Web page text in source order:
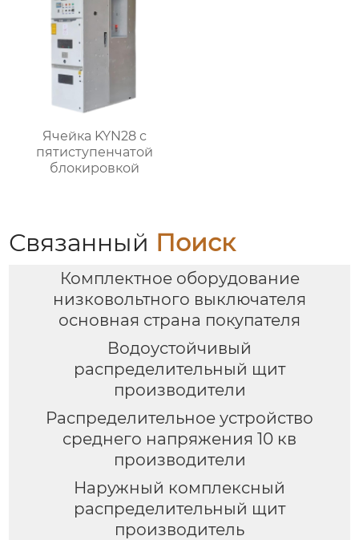
Ячейка KYN28 с
пятиступенчатой
блокировкой
Связанный Поиск
Комплектное оборудование
низковольтного выключателя
основная страна покупателя
Водоустойчивый
распределительный щит
производители
Распределительное устройство
среднего напряжения 10 кв
производители
Наружный комплексный
распределительный щит
производитель